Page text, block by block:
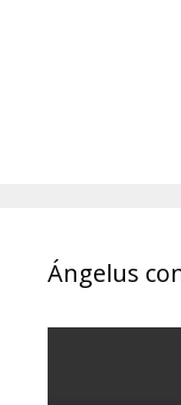
Ángelus